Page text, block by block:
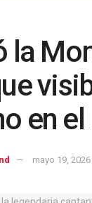
la
en
mayo 19, 2026